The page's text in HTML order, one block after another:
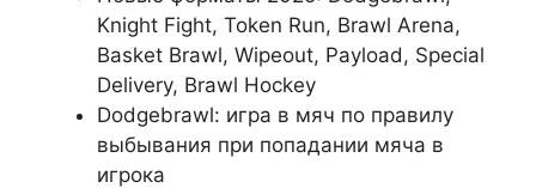
Knight Fight, Token Run, Brawl Arena,
Basket Brawl, Wipeout, Payload, Special
Delivery, Brawl Hockey
Dodgebrawl: игра в мяч по правилу
выбывания при попадании мяча в
игрока